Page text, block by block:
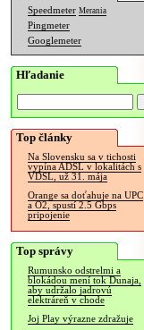
Speedmeter Merania
Pingmeter
Googlemeter
Hľadanie
Top články
Na Slovensku sa v tichosti
vypína ADSL v lokalitách s
VDSL, už 31. mája
Orange sa doťahuje na UPC
a O2, spustí 2.5 Gbps
pripojenie
Top správy
Rumunsko odstrelmi a
blokádou mení tok Dunaja,
aby udržalo jadrovú
elektráreň v chode
Joj Play výrazne zdražuje